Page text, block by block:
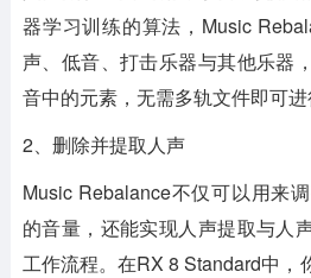
器学习训练的算法，Music
声、低音、打击乐器与其他乐器
音中的元素，无需多轨文件即可进
2、删除并提取人声
Music Rebalance不仅可以用来
的音量，还能实现人声提取与人
工作流程。在RX 8 Standard中，